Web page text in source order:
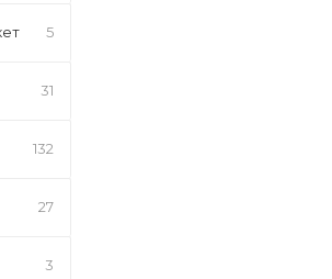
5
31
132
27
3